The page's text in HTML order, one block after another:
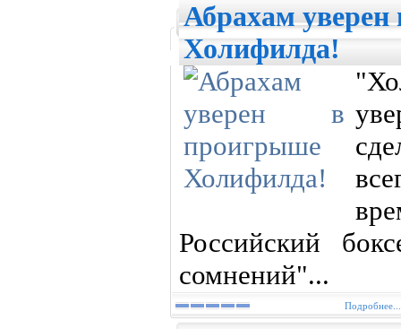
Абрахам
Холифилда!
Российский
сомнений"...
Подробнее...